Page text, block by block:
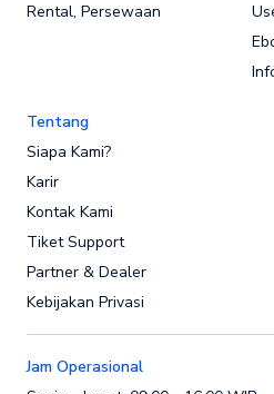
Rental, Persewaan
Tentang
Siapa Kami?
Karir
Kontak Kami
Tiket Support
Partner & Dealer
Kebijakan Privasi
Jam Operasional